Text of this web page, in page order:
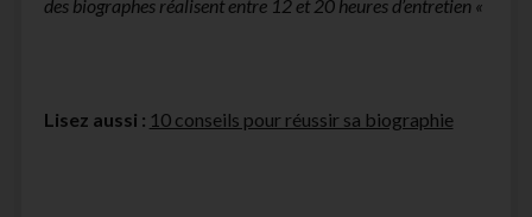
des biographes réalisent entre 12 et 20 heures d’entretien «
Lisez aussi : 10 conseils pour réussir sa biographie